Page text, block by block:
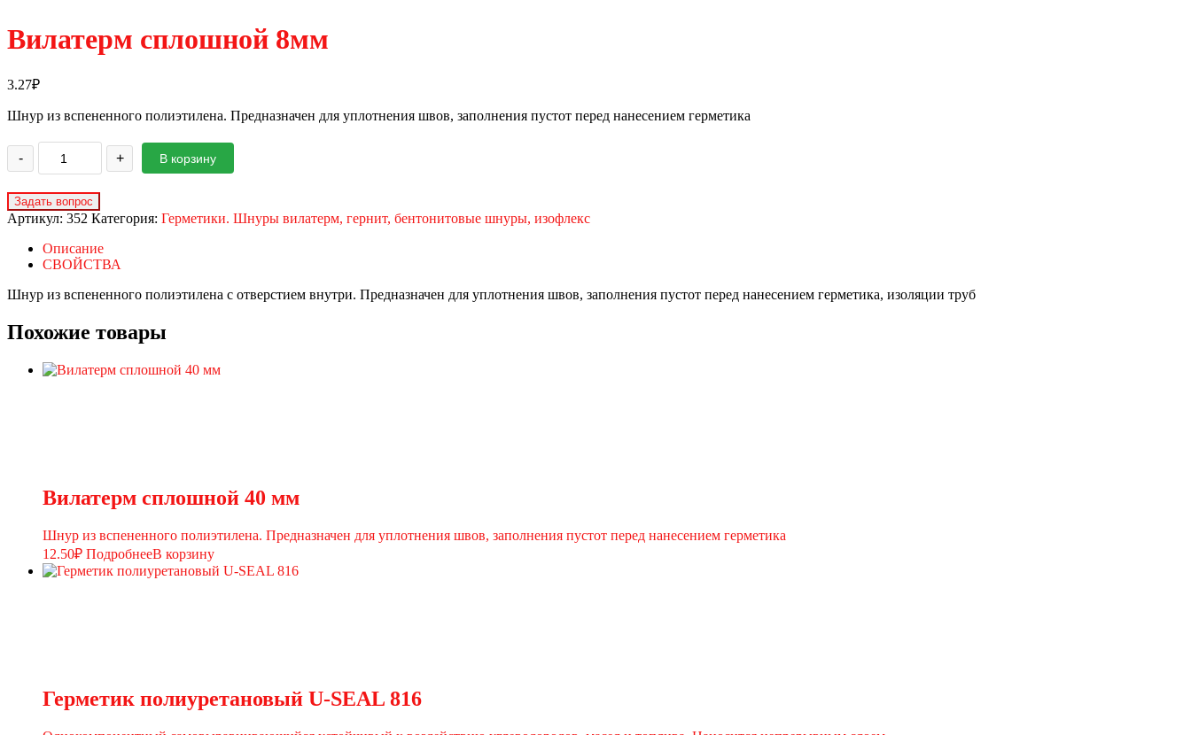
Вилатерм сплошной 8мм
3.27₽
Шнур из вспененного полиэтилена. Предназначен для уплотнения швов, заполнения пустот перед нанесением герметика
- + В корзину
Артикул: 352 Категория: Герметики. Шнуры вилатерм, гернит, бентонитовые шнуры, изофлекс
Описание
СВОЙСТВА
Шнур из вспененного полиэтилена с отверстием внутри. Предназначен для уплотнения швов, заполнения пустот перед нанесением герметика, изоляции труб
Похожие товары
Вилатерм сплошной 40 мм
Шнур из вспененного полиэтилена. Предназначен для уплотнения швов, заполнения пустот перед нанесением герметика
12.50₽ ПодробнееВ корзину
Герметик полиуретановый U-SEAL 816